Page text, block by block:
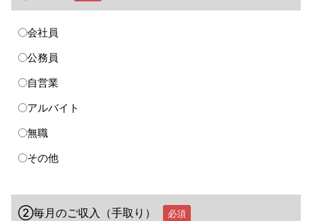
会社員
公務員
自営業
アルバイト
無職
その他
②毎月のご収入（手取り） 必須